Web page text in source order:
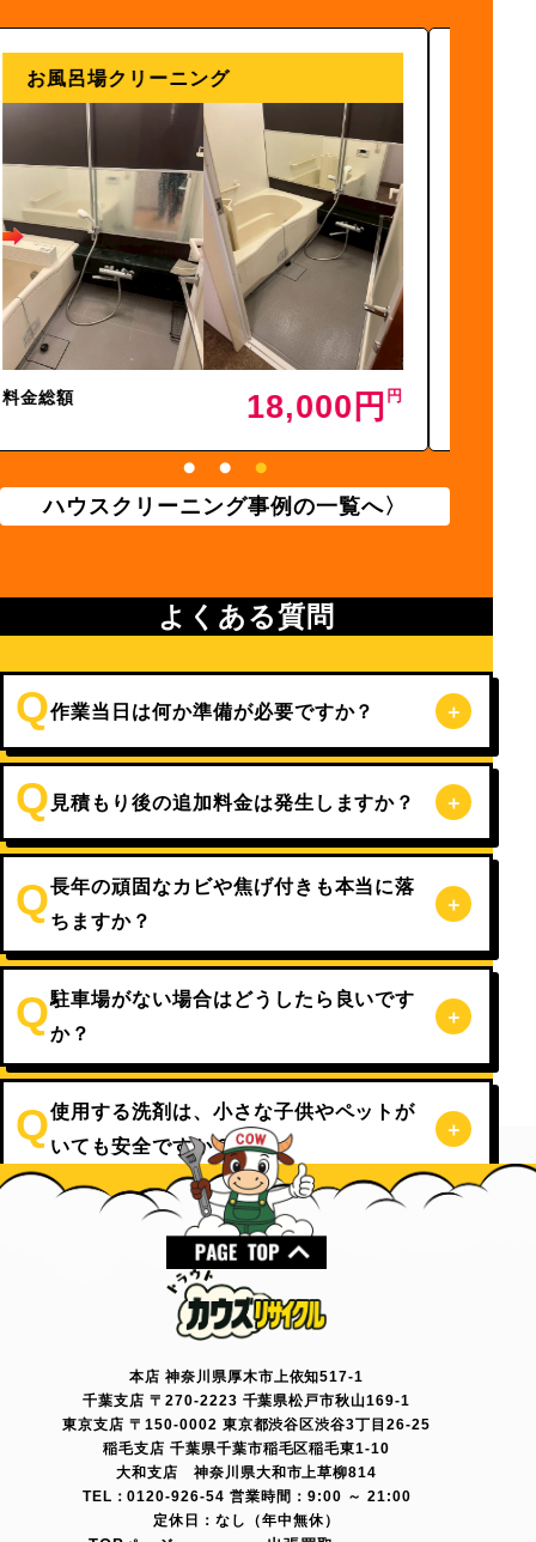
エアコン掃除
料金総額 15,000
ハウスクリーニング事例の一覧へ
よくある質問
作業当日は何か準備が必要ですか？
見積もり後の追加料金は発生しますか？
長年の頑固なカビや焦げ付きも本当に落
ちますか？
駐車場がない場合はどうしたら良いです
か？
使用する洗剤は、小さな子供やペットが
いても安全ですか？
本店 神奈川県厚木市上依知517-1
千葉支店 〒270-2223 千葉県松戸市秋山169-1
東京支店 〒150-0002 東京都渋谷区渋谷3丁目26-25
稲毛支店 千葉県千葉市稲毛区稲毛東1-10
大和支店 神奈川県大和市上草柳814
TEL：0120-926-54 営業時間：9:00 ～ 21:00
定休日：なし（年中無休）